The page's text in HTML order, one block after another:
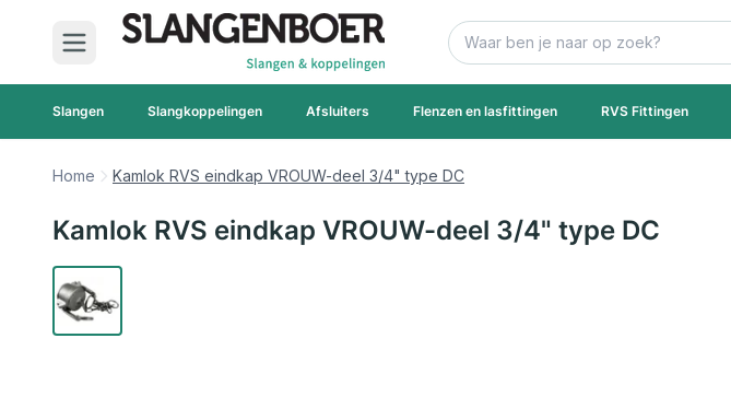
Ga naar de inhoud
Zoek
Slangen Slangkoppelingen Afsluiters Flenzen en lasfittingen RVS Fittingen
Home Kamlok RVS eindkap VROUW-deel 3/4" type DC
Kamlok RVS eindkap VROUW-deel 3/4" type DC